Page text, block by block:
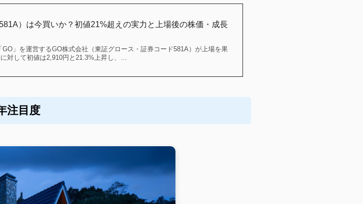
）は今買いか？初値21%超えの実力と上場後の株価・成長
GO」を運営するGO株式会社（東証グロース・証券コード581A）が上場を果
対して初値は2,910円と21.3%上昇し、…
注目度